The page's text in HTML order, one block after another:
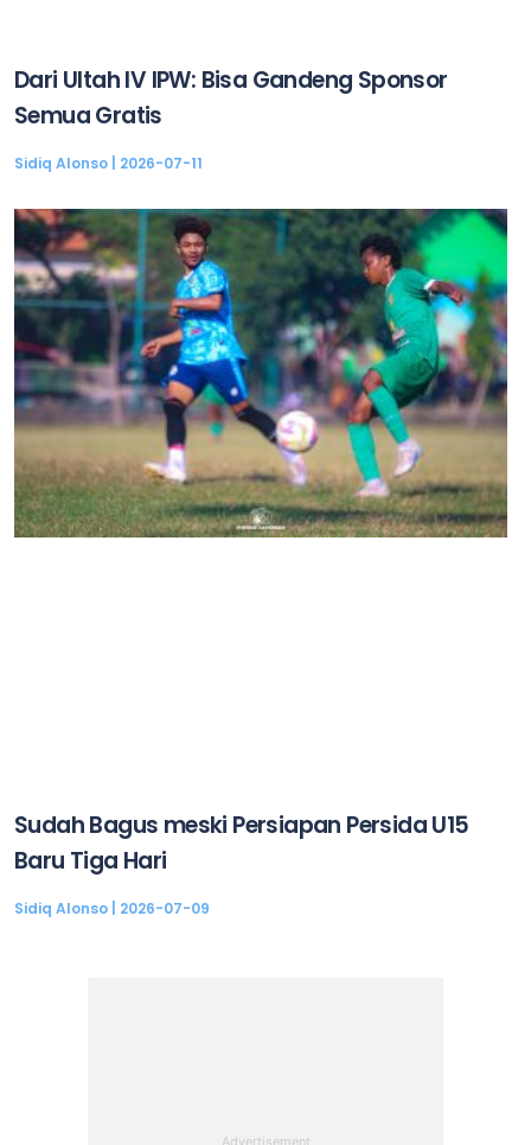
Dari Ultah IV IPW: Bisa Gandeng Sponsor
Semua Gratis
Sidiq Alonso 2026-07-11
Sudah Bagus meski Persiapan Persida U15
Baru Tiga Hari
Sidiq Alonso 2026-07-09